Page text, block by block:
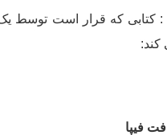
: کتابی که قرار است توسط
کند:
فیپا